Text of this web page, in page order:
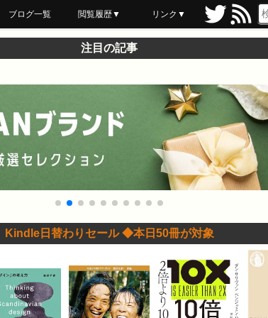
ブログ一覧 閲覧履歴▼
最近読んだ
あとで読む
ブックマーク
リンク▼
注目の記事
Kindle日替わりセール ◆本日50冊が対象